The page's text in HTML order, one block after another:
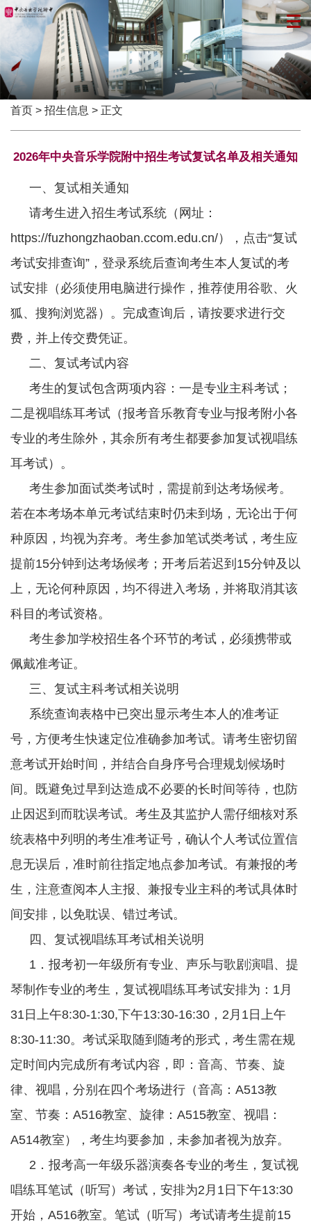
首页 > 招生信息 > 正文
2026年中央音乐学院附中招生考试复试名单及相关通知
一、复试相关通知
请考生进入招生考试系统（网址：
https://fuzhongzhaoban.ccom.edu.cn/），点击“复试
考试安排查询”，登录系统后查询考生本人复试的考
试安排（必须使用电脑进行操作，推荐使用谷歌、火
狐、搜狗浏览器）。完成查询后，请按要求进行交
费，并上传交费凭证。
二、复试考试内容
考生的复试包含两项内容：一是专业主科考试；
二是视唱练耳考试（报考音乐教育专业与报考附小各
专业的考生除外，其余所有考生都要参加复试视唱练
耳考试）。
考生参加面试类考试时，需提前到达考场候考。
若在本考场本单元考试结束时仍未到场，无论出于何
种原因，均视为弃考。考生参加笔试类考试，考生应
提前15分钟到达考场候考；开考后若迟到15分钟及以
上，无论何种原因，均不得进入考场，并将取消其该
科目的考试资格。
考生参加学校招生各个环节的考试，必须携带或
佩戴准考证。
三、复试主科考试相关说明
系统查询表格中已突出显示考生本人的准考证
号，方便考生快速定位准确参加考试。请考生密切留
意考试开始时间，并结合自身序号合理规划候场时
间。既避免过早到达造成不必要的长时间等待，也防
止因迟到而耽误考试。考生及其监护人需仔细核对系
统表格中列明的考生准考证号，确认个人考试位置信
息无误后，准时前往指定地点参加考试。有兼报的考
生，注意查阅本人主报、兼报专业主科的考试具体时
间安排，以免耽误、错过考试。
四、复试视唱练耳考试相关说明
1．报考初一年级所有专业、声乐与歌剧演唱、提
琴制作专业的考生，复试视唱练耳考试安排为：1月
31日上午8:30-1:30,下午13:30-16:30，2月1日上午
8:30-11:30。考试采取随到随考的形式，考生需在规
定时间内完成所有考试内容，即：音高、节奏、旋
律、视唱，分别在四个考场进行（音高：A513教
室、节奏：A516教室、旋律：A515教室、视唱：
A514教室），考生均要参加，未参加者视为放弃。
2．报考高一年级乐器演奏各专业的考生，复试视
唱练耳笔试（听写）考试，安排为2月1日下午13:30
开始，A516教室。笔试（听写）考试请考生提前15